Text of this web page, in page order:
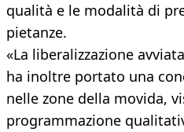
qualità e le modalità di
pietanze.
«La liberalizzazione
ha inoltre portato una
nelle zone della movida,
programmazione